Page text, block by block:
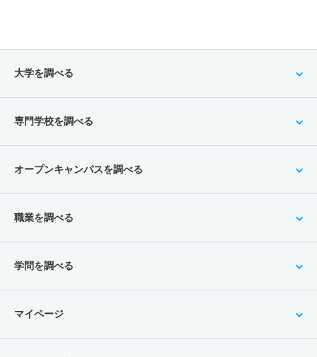
大学を調べる
専門学校を調べる
オープンキャンパスを調べる
職業を調べる
学問を調べる
マイページ